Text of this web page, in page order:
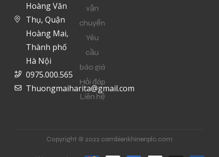
Hoàng Văn
Thụ, Quận
Hoàng Mai,
Thành phố
Hà Nội
0975.000.565
Thuongmaiharita@gmail.com
vận
chuyển
Yêu
cầu
báo giá
Hỏi đáp
Liên hệ
Copyright © 2022 cambienkhinenplc.com